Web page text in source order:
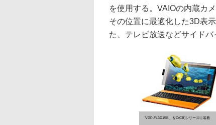
を使用する。VAIOの内蔵カ
その位置に最適化した3D表
た、テレビ放送などサイド
「VGP-FL3D15B」をC(CB)シリーズに装着